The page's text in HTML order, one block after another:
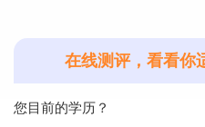
在线测评，看看你
您目前的学历？